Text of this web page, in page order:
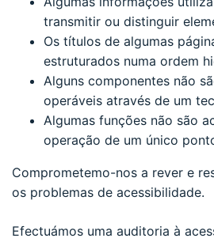
transmitir ou distinguir
Os títulos de algumas
estruturados numa ordem
Alguns componentes não
operáveis através de um
Algumas funções não são
operação de um único
Comprometemo-nos a rever e
os problemas de acessibilidade.
Efectuámos uma auditoria à